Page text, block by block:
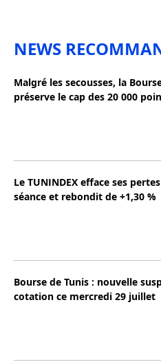
NEWS
Malgré les secousses, la
préserve le cap des 20 000
Le TUNINDEX efface ses
séance et rebondit de +1,30 %
Bourse de Tunis : nouvelle
cotation ce mercredi 29 juillet